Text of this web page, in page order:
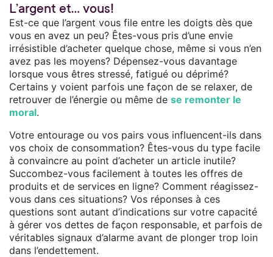
L’argent et… vous!
Est-ce que l’argent vous file entre les doigts dès que
vous en avez un peu? Êtes-vous pris d’une envie
irrésistible d’acheter quelque chose, même si vous n’en
avez pas les moyens? Dépensez-vous davantage
lorsque vous êtres stressé, fatigué ou déprimé?
Certains y voient parfois une façon de se relaxer, de
retrouver de l’énergie ou même de se remonter le
moral.
Votre entourage ou vos pairs vous influencent-ils dans
vos choix de consommation? Êtes-vous du type facile
à convaincre au point d’acheter un article inutile?
Succombez-vous facilement à toutes les offres de
produits et de services en ligne? Comment réagissez-
vous dans ces situations? Vos réponses à ces
questions sont autant d’indications sur votre capacité
à gérer vos dettes de façon responsable, et parfois de
véritables signaux d’alarme avant de plonger trop loin
dans l’endettement.